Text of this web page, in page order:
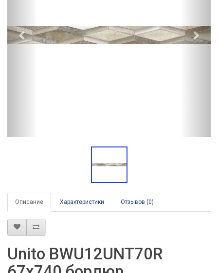
Описание Характеристики Отзывов (0)
Unito BWU12UNT70R